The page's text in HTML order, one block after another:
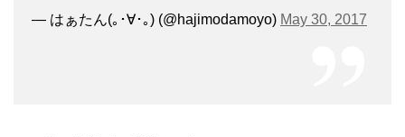
— はぁたん(｡･∀･｡) (@hajimodamoyo) May 30, 2017